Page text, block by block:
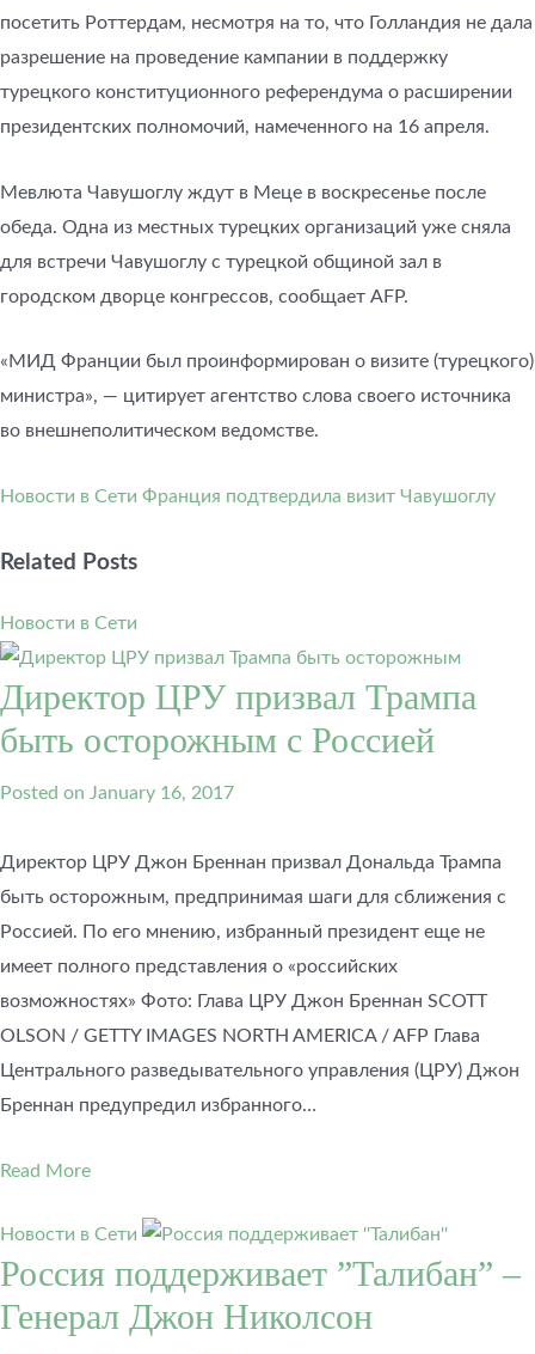
посетить Роттердам, несмотря на то, что Голландия не дала
разрешение на проведение кампании в поддержку
турецкого конституционного референдума о расширении
президентских полномочий, намеченного на 16 апреля.
Мевлюта Чавушоглу ждут в Меце в воскресенье после
обеда. Одна из местных турецких организаций уже сняла
для встречи Чавушоглу с турецкой общиной зал в
городском дворце конгрессов, сообщает AFP.
«МИД Франции был проинформирован о визите (турецкого)
министра», — цитирует агентство слова своего источника
во внешнеполитическом ведомстве.
Новости в Сети Франция подтвердила визит Чавушоглу
Related Posts
Новости в Сети
Директор ЦРУ призвал Трампа
быть осторожным с Россией
Posted on January 16, 2017
Директор ЦРУ Джон Бреннан призвал Дональда Трампа
быть осторожным, предпринимая шаги для сближения с
Россией. По его мнению, избранный президент еще не
имеет полного представления о «российских
возможностях» Фото: Глава ЦРУ Джон Бреннан SCOTT
OLSON / GETTY IMAGES NORTH AMERICA / AFP Глава
Центрального разведывательного управления (ЦРУ) Джон
Бреннан предупредил избранного…
Read More
Новости в Сети
Россия поддерживает ”Талибан” –
Генерал Джон Николсон